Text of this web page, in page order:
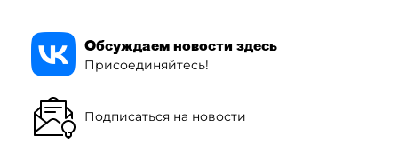
Обсуждаем новости здесь
Присоединяйтесь!
Подписаться на новости